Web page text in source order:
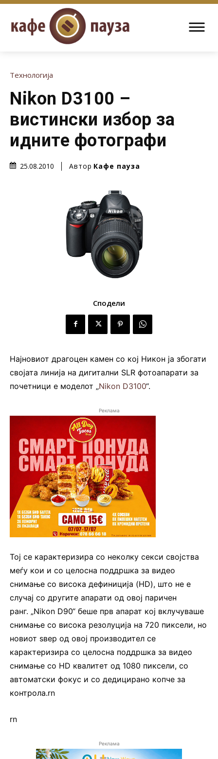
Технологија
Nikon D3100 –
вистински избор за
идните фотографи
25.08.2010 Автор Кафе пауза
Сподели
Најновиот драгоцен камен со кој Никон ја збогати
својата линија на дигитални SLR фотоапарати за
почетници е моделот „Nikon D3100“.
Реклама
Тој се карактеризира со неколку секси својства
меѓу кои и со целосна поддршка за видео
снимање со висока дефиниција (HD), што не е
случај со другите апарати од овој паричен
ранг. „Nikon D90“ беше прв апарат кој вклучуваше
снимање со висока резолуција на 720 пиксели, но
новиот ѕвер од овој производител се
карактеризира со целосна поддршка за видео
снимање со HD квалитет од 1080 пиксели, со
автоматски фокус и со дедицирано копче за
контрола.rn
rn
Реклама